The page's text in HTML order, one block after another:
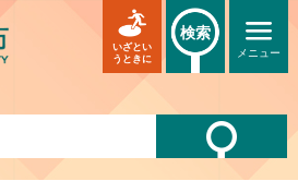
メニュー
いざとい
うときに
検索